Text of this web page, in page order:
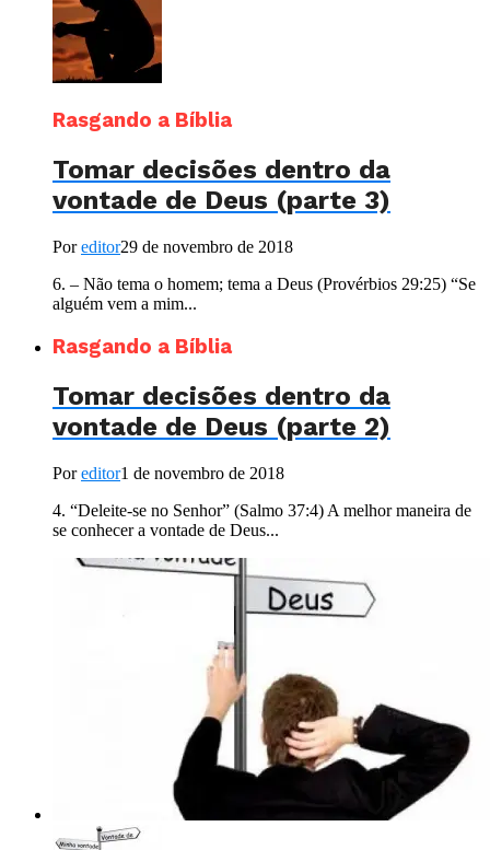
Rasgando a Bíblia
Tomar decisões dentro da
vontade de Deus (parte 3)
Poreditor29 de novembro de 2018
6. – Não tema o homem; tema a Deus (Provérbios 29:25) “Se
alguém vem a mim...
Rasgando a Bíblia
Tomar decisões dentro da
vontade de Deus (parte 2)
Poreditor1 de novembro de 2018
4. “Deleite-se no Senhor” (Salmo 37:4) A melhor maneira de
se conhecer a vontade de Deus...